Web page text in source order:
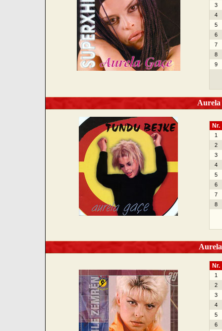
3
4
5
6
7
8
9
Nr.
1
2
3
4
5
6
7
8
Nr.
1
2
3
4
5
6